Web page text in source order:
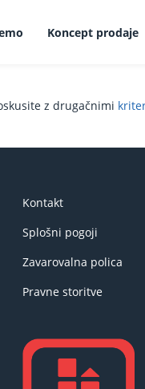
Koncept prodaje
z drugačnimi
Kontakt
Splošni pogoji
Zavarovalna polica
Pravne storitve